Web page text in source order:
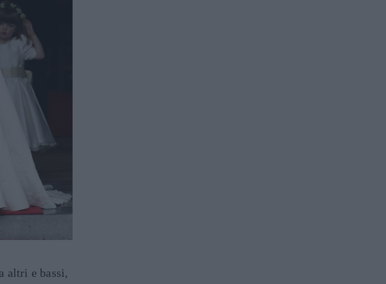
altri e bassi,